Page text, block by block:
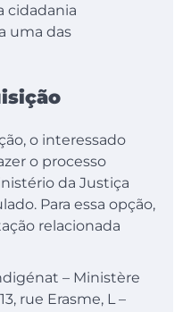
cidadania
uma das
o interessado
o processo
da Justiça
Para essa opção,
relacionada
– Ministère
rue Erasme, L –